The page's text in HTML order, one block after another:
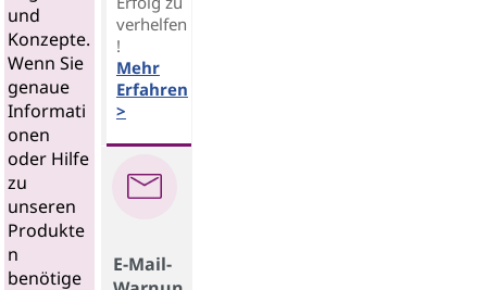
und
Konzepte.
Wenn Sie
genaue
Informati
onen
oder Hilfe
zu
unseren
Produkte
n
benötige
verhelfen
!
Mehr
Erfahren
>
E-Mail-